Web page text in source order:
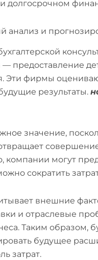
долгосрочном
анализ и
предоставление
Эти фирмы
результаты.
значение,
компании могут
сократить
внешние
и отраслевые
Таким образом,
будущее
затрат.